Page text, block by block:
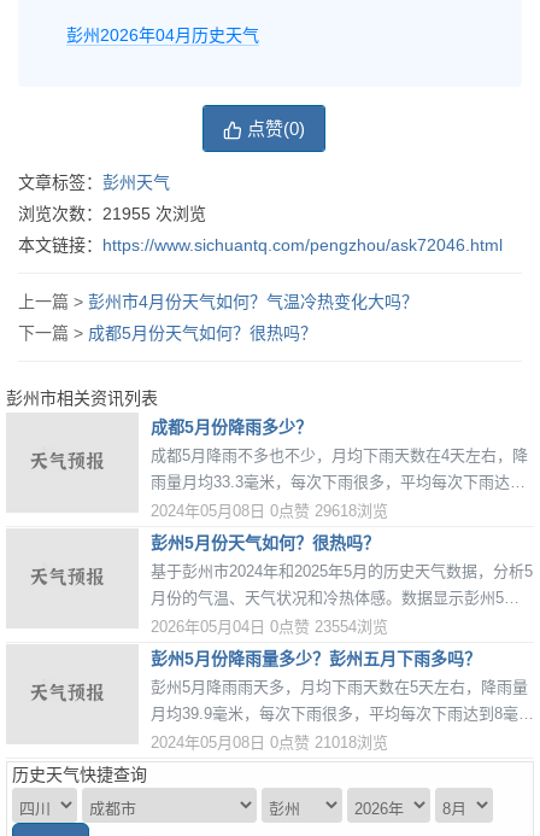
彭州2026年04月历史天气
点赞(0)
文章标签： 彭州天气
浏览次数： 21955 次浏览
本文链接： https://www.sichuantq.com/pengzhou/ask72046.html
上一篇 > 彭州市4月份天气如何？气温冷热变化大吗？
下一篇 > 成都5月份天气如何？很热吗？
彭州市相关资讯列表
成都5月份降雨多少？
成都5月降雨不多也不少，月均下雨天数在4天左右，降
雨量月均33.3毫米，每次下雨很多，平均每次下雨达到
8.3毫米。
2024年05月08日 0点赞 29618浏览
彭州5月份天气如何？很热吗？
基于彭州市2024年和2025年5月的历史天气数据，分析5
月份的气温、天气状况和冷热体感。数据显示彭州5月
气温逐渐升高，早晚温差较大，降雨频繁，整体体感从
凉爽过渡到炎热。
2026年05月04日 0点赞 23554浏览
彭州5月份降雨量多少？彭州五月下雨多吗？
彭州5月降雨雨天多，月均下雨天数在5天左右，降雨量
月均39.9毫米，每次下雨很多，平均每次下雨达到8毫
米。
2024年05月08日 0点赞 21018浏览
历史天气快捷查询